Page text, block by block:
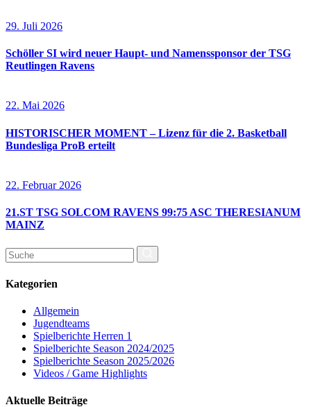
29. Juli 2026
Schöller SI wird neuer Haupt- und Namenssponsor der TSG
Reutlingen Ravens
22. Mai 2026
HISTORISCHER MOMENT – Lizenz für die 2. Basketball
Bundesliga ProB erteilt
22. Februar 2026
21.ST TSG SOLCOM RAVENS 99:75 ASC THERESIANUM
MAINZ
Suchen
nach:
Kategorien
Allgemein
Jugendteams
Spielberichte Herren 1
Spielberichte Season 2024/2025
Spielberichte Season 2025/2026
Videos / Game Highlights
Aktuelle Beiträge